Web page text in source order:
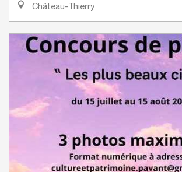
Château-Thierry